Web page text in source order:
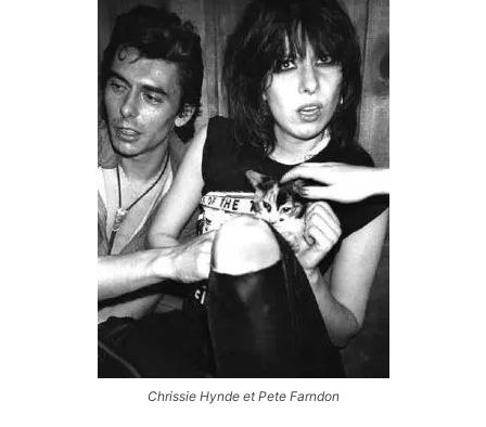
Chrissie Hynde et Pete Farndon